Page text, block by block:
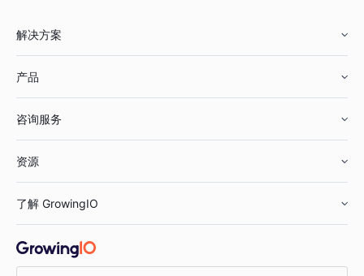
解决方案
鞋服行业
汽车行业
金融行业
产品
智能运营
获客分析
咨询服务
资源
增长公开课
了解 GrowingIO
关于 GrowingIO